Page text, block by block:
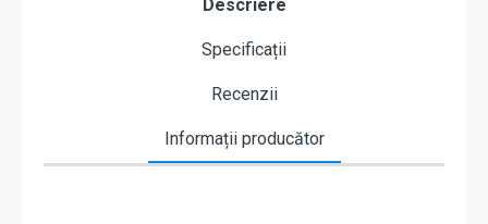
Descriere
Specificații
Recenzii
Informații producător